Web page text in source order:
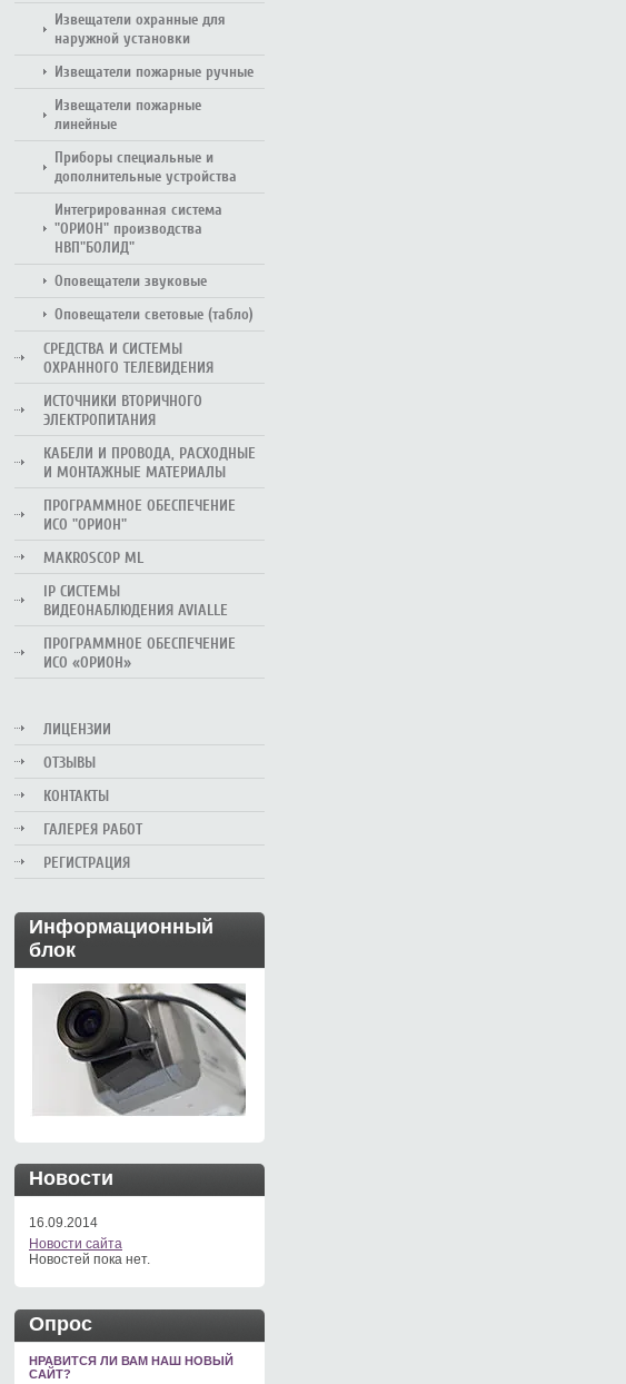
Извещатели охранные для
наружной установки
Извещатели пожарные ручные
Извещатели пожарные
линейные
Приборы специальные и
дополнительные устройства
Интегрированная система
"ОРИОН" производства
НВП"БОЛИД"
Оповещатели звуковые
Оповещатели световые (табло)
СРЕДСТВА И СИСТЕМЫ
ОХРАННОГО ТЕЛЕВИДЕНИЯ
ИСТОЧНИКИ ВТОРИЧНОГО
ЭЛЕКТРОПИТАНИЯ
КАБЕЛИ И ПРОВОДА, РАСХОДНЫЕ
И МОНТАЖНЫЕ МАТЕРИАЛЫ
ПРОГРАММНОЕ ОБЕСПЕЧЕНИЕ
ИСО "ОРИОН"
MAKROSCOP ML
IP СИСТЕМЫ
ВИДЕОНАБЛЮДЕНИЯ AVIALLE
ПРОГРАММНОЕ ОБЕСПЕЧЕНИЕ
ИСО «ОРИОН»
ЛИЦЕНЗИИ
ОТЗЫВЫ
КОНТАКТЫ
ГАЛЕРЕЯ РАБОТ
РЕГИСТРАЦИЯ
Информационный
блок
Новости
16.09.2014
Новости сайта
Новостей пока нет.
Опрос
НРАВИТСЯ ЛИ ВАМ НАШ НОВЫЙ
САЙТ?